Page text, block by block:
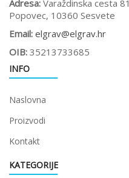
Adresa: Varaždinska cesta 81
Popovec, 10360 Sesvete
Email: elgrav@elgrav.hr
OIB: 35213733685
INFO
Naslovna
Proizvodi
Kontakt
KATEGORIJE